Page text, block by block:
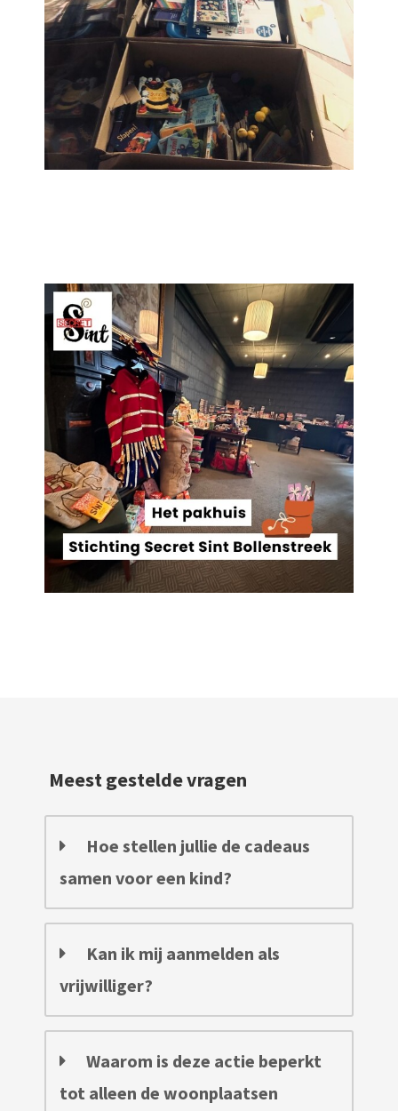
Meest gestelde vragen
Hoe stellen jullie de cadeaus
samen voor een kind?
Kan ik mij aanmelden als
vrijwilliger?
Waarom is deze actie beperkt
tot alleen de woonplaatsen